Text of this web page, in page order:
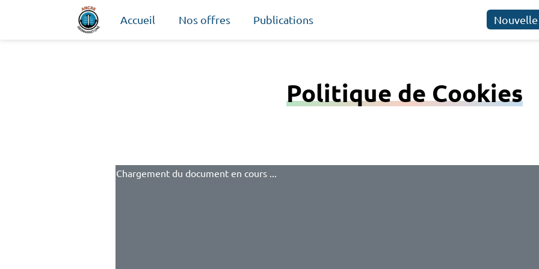
Accueil Nos offres Publications
Politique de Cookies
Chargement du document en cours ...